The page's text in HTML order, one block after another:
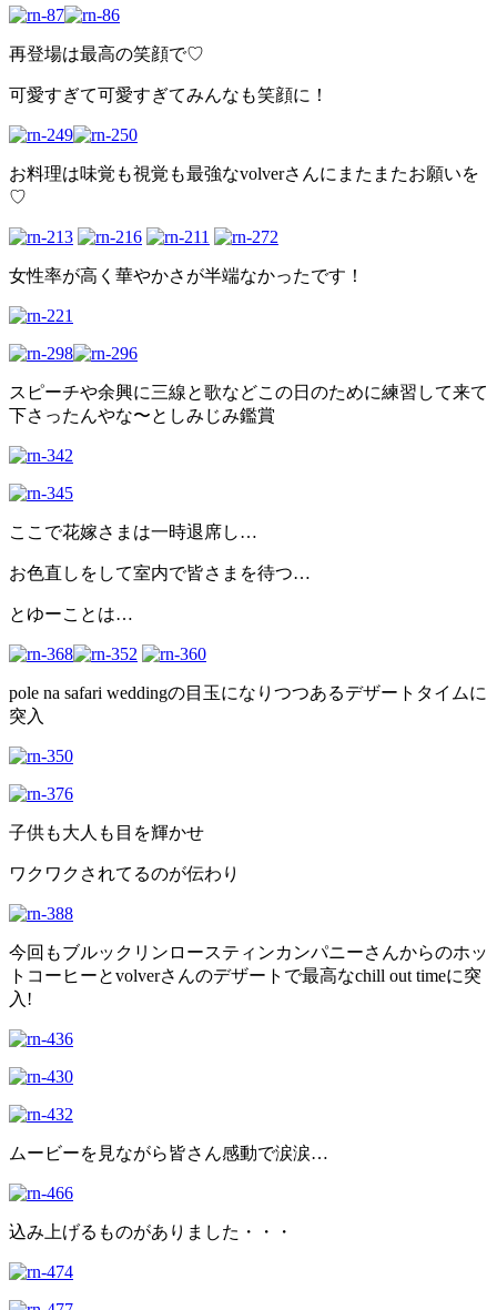
再登場は最高の笑顔で♡
可愛すぎて可愛すぎてみんなも笑顔に！
お料理は味覚も視覚も最強なvolverさんにまたまたお願いを
♡
女性率が高く華やかさが半端なかったです！
スピーチや余興に三線と歌などこの日のために練習して来て
下さったんやな〜としみじみ鑑賞
ここで花嫁さまは一時退席し…
お色直しをして室内で皆さまを待つ…
とゆーことは…
pole na safari weddingの目玉になりつつあるデザートタイムに
突入
子供も大人も目を輝かせ
ワクワクされてるのが伝わり
今回もブルックリンロースティンカンパニーさんからのホッ
トコーヒーとvolverさんのデザートで最高なchill out timeに突
入!
ムービーを見ながら皆さん感動で涙涙…
込み上げるものがありました・・・